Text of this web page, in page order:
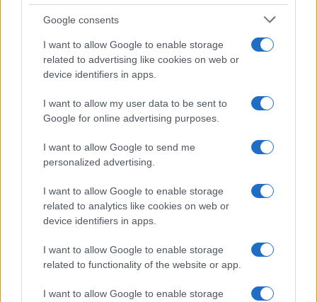
Google consents
I want to allow Google to enable storage
related to advertising like cookies on web or
device identifiers in apps.
I want to allow my user data to be sent to
Google for online advertising purposes.
I want to allow Google to send me
personalized advertising.
I want to allow Google to enable storage
related to analytics like cookies on web or
device identifiers in apps.
I want to allow Google to enable storage
related to functionality of the website or app.
I want to allow Google to enable storage
Un compito in cui – come ha lasciato intendere il
ministroGuido Crosetto– l’Italia potrebbe
svolgere un ruolo chiave. Anche se a tal fine
l’aumento delle spese militari
favorendo la scorporazione delle spese Nato dal
Patto di Stabilità) sarà fondamentale soprattutto
per difendere la credibilità e la sicurezza
dell’Ucraina.
Meloni e i rapporti transatlantici
spigoloso come quello attuale che ruolo potrà
svolgere il presidente Meloni e il governo italiano?